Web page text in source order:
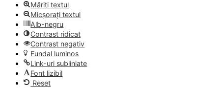
Măriți textul
Micșorați textul
Alb-negru
Contrast ridicat
Contrast negativ
Fundal luminos
Link-uri subliniate
Font lizibil
Reset